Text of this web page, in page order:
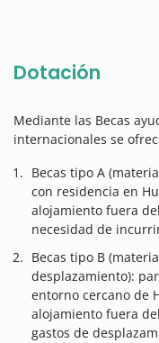
Dotación
Mediante las Becas
internacionales se
Becas tipo A
con residencia en
alojamiento fuera
necesidad de
Becas tipo B
desplazamiento):
entorno cercano de
alojamiento fuera
gastos de